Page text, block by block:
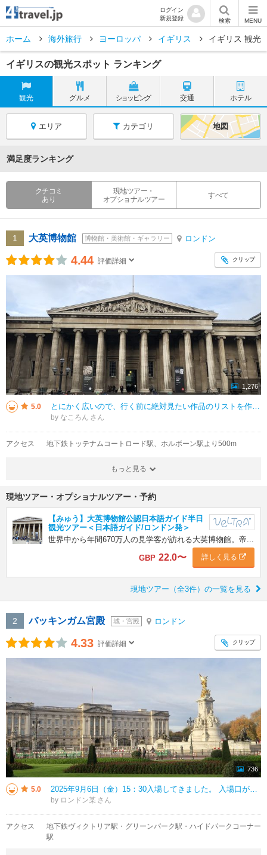
ログイン
新規登録
検索 MENU
ホーム 海外旅行 ヨーロッパ イギリス イギリス 観光
イギリスの観光スポット ランキング
観光 グルメ ショッピング 交通 ホテル
エリア カテゴリ 地図
満足度ランキング
クチコミ
あり
現地ツアー・
オプショナルツアー
すべて
1 大英博物館 博物館・美術館・ギャラリー ロンドン
4.44 評価詳細 クリップ
1,276
5.0 とにかく広いので、行く前に絶対見たい作品のリストを作っておくことをお勧めします。私がお勧めするのは、【ロゼッタ・ストーン】です。３つの言語が書かれており、同じことが書かれていることが後から分かり解読できたという石になります
by なころん
アクセス 地下鉄トッテナムコートロード駅、ホルボーン駅より500m
もっと見る
現地ツアー・オプショナルツアー・予約
【みゅう】大英博物館公認日本語ガイド半日
観光ツアー＜日本語ガイド/ロンドン発＞
世界中から年間670万人の見学客が訪れる大英博物館。帝...
GBP 22.0〜 詳しく見る
現地ツアー（全3件）の一覧を見る
2 バッキンガム宮殿 城・宮殿 ロンドン
4.33 評価詳細 クリップ
736
5.0 2025年9月6日（金）15：30入場してきました。 入場口がわからず正面の門の右手方向に係員が2-3名立っているのでそこが入場口と間違えて多くの人が集まっていましたが入場口は正面の門から左方向に（宮殿を右手に見なが
by ロンドン某
アクセス
地下鉄ヴィクトリア駅・グリーンパーク駅・ハイドパークコーナー
駅